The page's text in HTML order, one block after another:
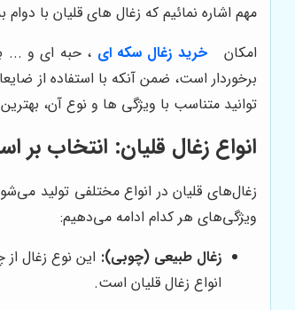
مهم اشاره نمائیم که زغال های قلیان با
امکان
خرید زغال سکه ای ، حبه ای و ...
برخوردار است، ضمن آنکه با استفاده از
توانید متناسب با ویژگی ها و نوع آن،
انواع زغال قلیان: انتخاب بر
زغال‌های قلیان در انواع مختلفی تولید
ویژگی‌های هر کدام ادامه می‌دهیم:
زغال طبیعی (چوبی): این نوع زغال
انواع زغال قلیان است.